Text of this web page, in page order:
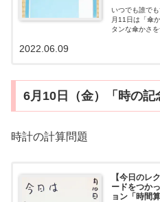
いつでも誰で
月11日は「傘
タンな傘かさ
しなど（なく
2022.06.09
6月10日（金）「時の記
時計の計算問題
【今日のレ
ードをつか
ョン「時間算